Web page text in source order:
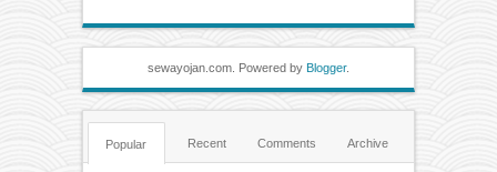
sewayojan.com. Powered by Blogger.
Popular Recent Comments Archive